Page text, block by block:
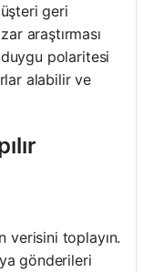
geri
araştırması
polaritesi
alabilir ve
verisini toplayın.
gönderileri